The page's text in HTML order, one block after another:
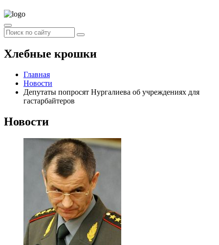
Хлебные крошки
Главная
Новости
Депутаты попросят Нургалиева об учреждениях для
гастарбайтеров
Новости